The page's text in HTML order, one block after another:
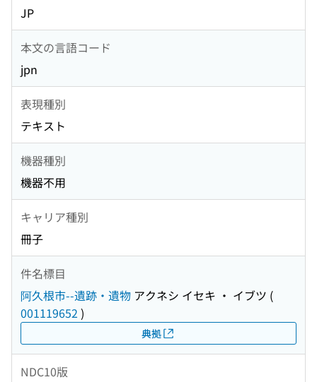
JP
本文の言語コード
jpn
表現種別
テキスト
機器種別
機器不用
キャリア種別
冊子
件名標目
阿久根市--遺跡・遺物 アクネシ イセキ ・ イブツ (
001119652 )
典拠
NDC10版